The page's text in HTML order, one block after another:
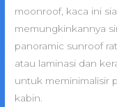
moonroof, kaca ini
memungkinkannya
panoramic sunroof
atau laminasi dan
untuk meminimalisir
kabin.